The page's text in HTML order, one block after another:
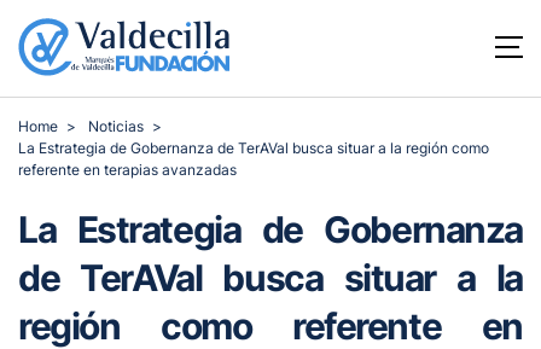
Home
Noticias
La Estrategia de Gobernanza de TerAVal busca situar a la región como
referente en terapias avanzadas
La Estrategia de Gobernanza
de TerAVal busca situar a la
región como referente en